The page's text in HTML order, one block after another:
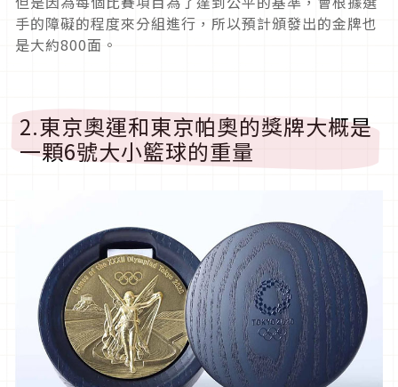
手的障礙的程度來分組進行，所以預計頒發出的金牌也
是大約800面。
2.東京奧運和東京帕奧的獎牌大概是
一顆6號大小籃球的重量